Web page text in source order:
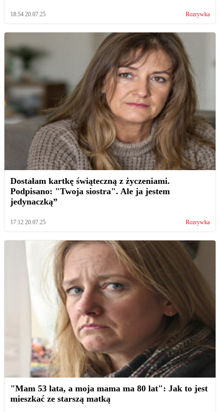
18:54 20.07.25 Rozrywka
Dostałam kartkę świąteczną z życzeniami.
Podpisano: "Twoja siostra". Ale ja jestem
jedynaczką”
17:12 20.07.25 Rozrywka
"Mam 53 lata, a moja mama ma 80 lat": Jak to jest
mieszkać ze starszą matką